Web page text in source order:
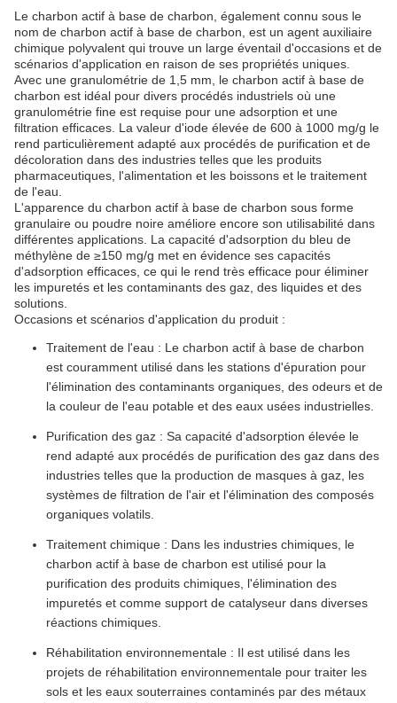
Le charbon actif à base de charbon, également connu sous le
nom de charbon actif à base de charbon, est un agent auxiliaire
chimique polyvalent qui trouve un large éventail d'occasions et de
scénarios d'application en raison de ses propriétés uniques.
Avec une granulométrie de 1,5 mm, le charbon actif à base de
charbon est idéal pour divers procédés industriels où une
granulométrie fine est requise pour une adsorption et une
filtration efficaces. La valeur d'iode élevée de 600 à 1000 mg/g le
rend particulièrement adapté aux procédés de purification et de
décoloration dans des industries telles que les produits
pharmaceutiques, l'alimentation et les boissons et le traitement
de l'eau.
L'apparence du charbon actif à base de charbon sous forme
granulaire ou poudre noire améliore encore son utilisabilité dans
différentes applications. La capacité d'adsorption du bleu de
méthylène de ≥150 mg/g met en évidence ses capacités
d'adsorption efficaces, ce qui le rend très efficace pour éliminer
les impuretés et les contaminants des gaz, des liquides et des
solutions.
Occasions et scénarios d'application du produit :
Traitement de l'eau : Le charbon actif à base de charbon
est couramment utilisé dans les stations d'épuration pour
l'élimination des contaminants organiques, des odeurs et de
la couleur de l'eau potable et des eaux usées industrielles.
Purification des gaz : Sa capacité d'adsorption élevée le
rend adapté aux procédés de purification des gaz dans des
industries telles que la production de masques à gaz, les
systèmes de filtration de l'air et l'élimination des composés
organiques volatils.
Traitement chimique : Dans les industries chimiques, le
charbon actif à base de charbon est utilisé pour la
purification des produits chimiques, l'élimination des
impuretés et comme support de catalyseur dans diverses
réactions chimiques.
Réhabilitation environnementale : Il est utilisé dans les
projets de réhabilitation environnementale pour traiter les
sols et les eaux souterraines contaminés par des métaux